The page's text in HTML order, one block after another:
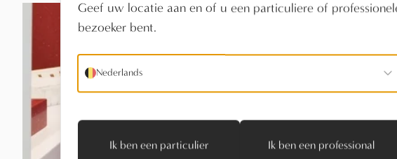
Geef uw locatie aan en of u een particuliere of
bezoeker bent.
Nederlands
Ik ben een particulier Ik ben een professional